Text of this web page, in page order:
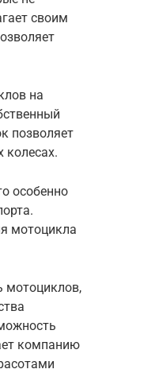
своим
на
позволяет
колесах.
особенно
мотоцикла
мотоциклов,
компанию